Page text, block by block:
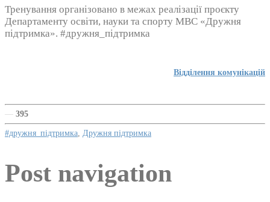
Тренування організовано в межах реалізації проєкту
Департаменту освіти, науки та спорту МВС «Дружня
підтримка». #дружня_підтримка
Відділення комунікацій
— 395
#дружня_підтримка Дружня підтримка
Post navigation